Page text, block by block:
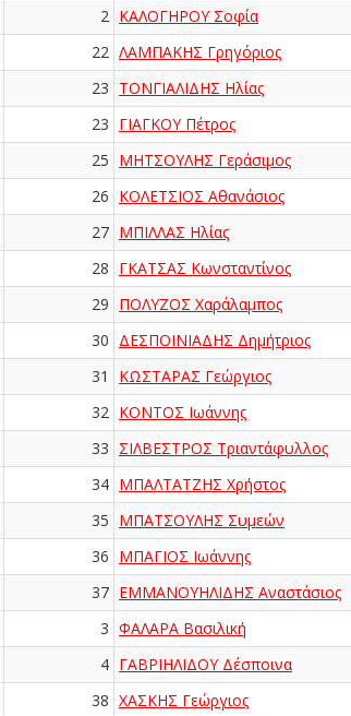
2 ΚΑΛΟΓΗΡΟΥ Σοφία
22 ΛΑΜΠΑΚΗΣ Γρηγόριος
23 ΤΟΝΓΙΑΛΙΔΗΣ Ηλίας
23 ΓΙΑΓΚΟΥ Πέτρος
25 ΜΗΤΣΟΥΛΗΣ Γεράσιμος
26 ΚΟΛΕΤΣΙΟΣ Αθανάσιος
27 ΜΠΙΛΛΑΣ Ηλίας
28 ΓΚΑΤΣΑΣ Κωνσταντίνος
29 ΠΟΛΥΖΟΣ Χαράλαμπος
30 ΔΕΣΠΟΙΝΙΑΔΗΣ Δημήτριος
31 ΚΩΣΤΑΡΑΣ Γεώργιος
32 ΚΟΝΤΟΣ Ιωάννης
33 ΣΙΛΒΕΣΤΡΟΣ Τριαντάφυλλος
34 ΜΠΑΛΤΑΤΖΗΣ Χρήστος
35 ΜΠΑΤΣΟΥΛΗΣ Συμεών
36 ΜΠΑΓΙΟΣ Ιωάννης
37 ΕΜΜΑΝΟΥΗΛΙΔΗΣ Αναστάσιος
3 ΦΑΛΑΡΑ Βασιλική
4 ΓΑΒΡΙΗΛΙΔΟΥ Δέσποινα
38 ΧΑΣΚΗΣ Γεώργιος